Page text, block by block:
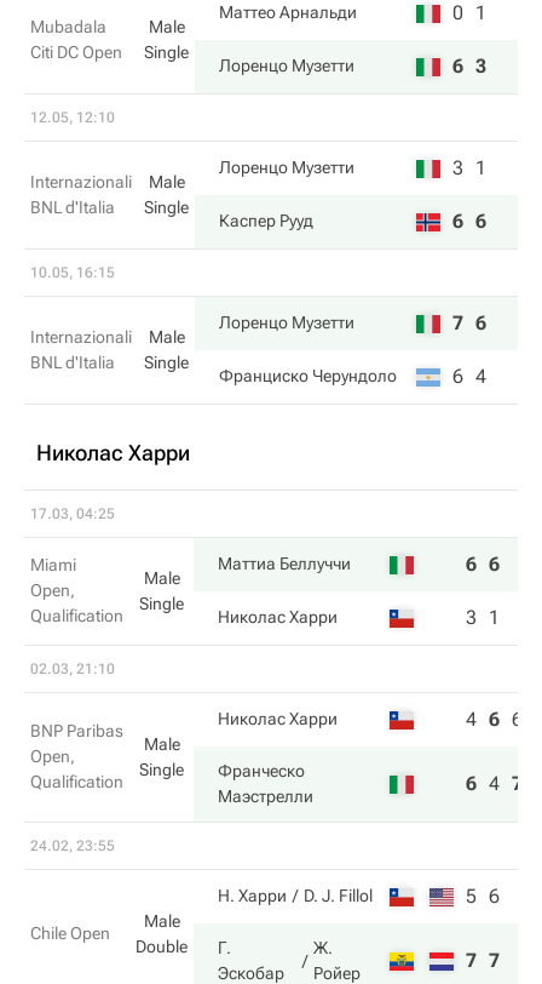
Mubadala
Citi DC Open
Male
Single
Маттео Арнальди 0 1
Лоренцо Музетти 6 3
12.05, 12:10
Internazionali
BNL d'Italia
Male
Single
Лоренцо Музетти 3 1
Каспер Рууд 6 6
10.05, 16:15
Internazionali
BNL d'Italia
Male
Single
Лоренцо Музетти 7 6
Франциско Черундоло 6 4
Николас Харри
17.03, 04:25
Miami
Open,
Qualification
Male
Single
Маттиа Беллуччи 6 6
Николас Харри 3 1
02.03, 21:10
BNP Paribas
Open,
Qualification
Male
Single
Николас Харри 4 6 6
Франческо
Маэстрелли
6 4 7
24.02, 23:55
Chile Open
Male
Double
Н. Харри D. J. Fillol 5 6
Г.
Эскобар
Ж.
Ройер
7 7